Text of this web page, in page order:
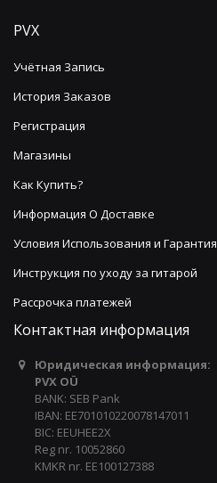
PVX
Учётная Запись
История Заказов
Регистрация
Магазины
Как Купить?
Информация О Доставке
Условия Использования и Гарантия
Инструкция по уходу за гитарой
Рассрочка платежей
Контактная информация
Юридическая информация:
PVX OÜ
BANK: SEB Pank
IBAN: EE701010220078147011
BIC: EEUHEE2X
Reg nr. 10052860
KMKR nr. EE100127388